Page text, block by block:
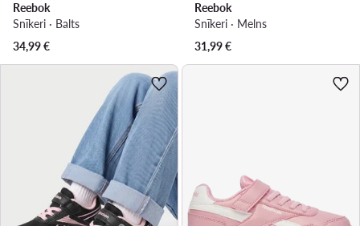
Reebok
Snīkeri · Balts
34,99€
Reebok
Snīkeri · Melns
31,99€